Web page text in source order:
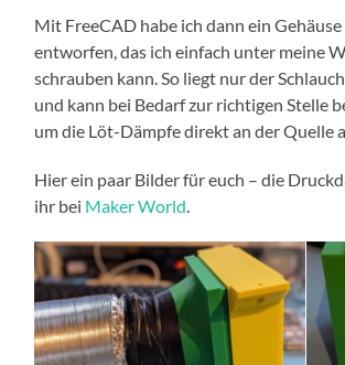
Mit FreeCAD habe ich dann ein Gehäuse
entworfen, das ich einfach unter meine
schrauben kann. So liegt nur der
und kann bei Bedarf zur richtigen Stelle
um die Löt-Dämpfe direkt an der Quelle
Hier ein paar Bilder für euch – die
ihr bei Maker World